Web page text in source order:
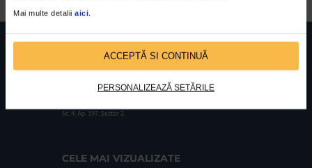
Mai multe detalii aici
ACCEPTĂ SI CONTINUĂ
PERSONALIZEAZĂ SETĂRILE
FUNDATIA FILDAS ARTNr inreg registrul special: 4 PJ/ 29.01.2013
Sc. 4, Ap. 197, Sector 2
CELE MAI VIZUALIZATE